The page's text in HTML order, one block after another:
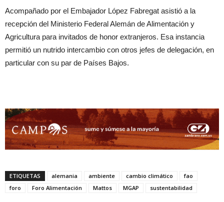
Acompañado por el Embajador López Fabregat asistió a la
recepción del Ministerio Federal Alemán de Alimentación y
Agricultura para invitados de honor extranjeros. Esa instancia
permitió un nutrido intercambio con otros jefes de delegación, en
particular con su par de Países Bajos.
ETIQUETAS alemania ambiente cambio climático
fao
foro
Foro Alimentación Mattos MGAP sustentabilidad